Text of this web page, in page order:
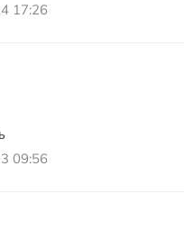
17:26
09:56